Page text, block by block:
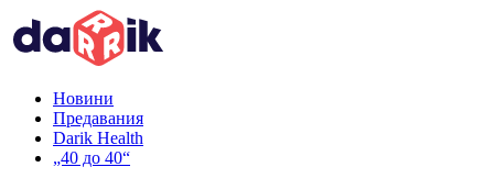
Новини
Предавания
Darik Health
„40 до 40“